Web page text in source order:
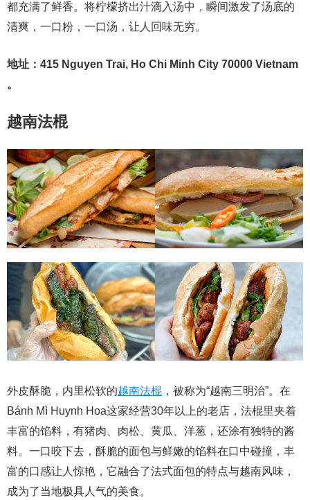
都充满了鲜香。将柠檬挤出汁滴入汤中，瞬间激发了汤底的
清爽，一口粉，一口汤，让人回味无穷。
地址：415 Nguyen Trai, Ho Chi Minh City 70000 Vietnam
。
越南法棍
外皮酥脆，内里松软的越南法棍 ，被称为“越南三明治”。在
Bánh Mì Huynh Hoa这家经营30年以上的老店，法棍里夹着
丰富的馅料，有猪肉、肉松、黄瓜、洋葱，还涂有独特的酱
料。一口咬下去，酥脆的面包与鲜嫩的馅料在口中碰撞，丰
富的口感让人惊艳，它融合了法式面包的特点与越南风味，
成为了当地极具人气的美食。